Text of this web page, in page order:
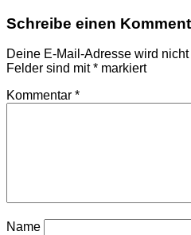
Schreibe einen
Deine E-Mail-Adresse wird
Felder sind mit* markiert
Kommentar *
Name